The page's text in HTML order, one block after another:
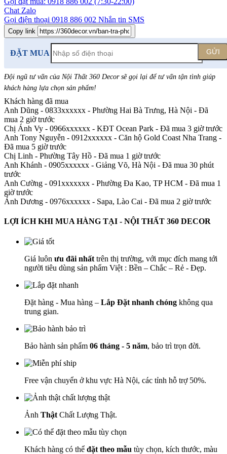
Chat Zalo
Gọi điện thoại 0918 886 002 Nhắn tin SMS
Copy link
ĐẶT MUA GỬI
Đội ngũ tư vấn của Nội Thất 360 Decor sẽ gọi lại để tư vấn tận tình giúp
khách hàng lựa chọn sản phẩm!
Khách hàng đã mua
Anh Dũng - 0833xxxxxx - Phường Hai Bà Trưng, Hà Nội - Đã
mua 2 giờ trước
Chị Ánh Vy - 0966xxxxxx - KĐT Ocean Park - Đã mua 3 giờ trước
Anh Tony Nguyễn - 0912xxxxxx - Căn hộ Gold Coast Nha Trang -
Đã mua 5 giờ trước
Chị Linh - Phường Tây Hồ - Đã mua 1 giờ trước
Anh Khánh - 0905xxxxxx - Giảng Võ, Hà Nội - Đã mua 30 phút
trước
Anh Cường - 091xxxxxxx - Phường Đa Kao, TP HCM - Đã mua 1
giờ trước
Ánh Dương - 0976xxxxxx - Sapa, Lào Cai - Đã mua 2 giờ trước
LỢI ÍCH KHI MUA HÀNG TẠI - NỘI THẤT 360 DECOR
Giá luôn ưu đãi nhất trên thị trường, với mục đích mang tới
người tiêu dùng sản phẩm Việt : Bền – Chắc – Rẻ - Đẹp.
Đặt hàng - Mua hàng – Lắp Đặt nhanh chóng không qua
trung gian.
Bảo hành sản phẩm 06 tháng - 5 năm, bảo trì trọn đời.
Free vận chuyển ở khu vực Hà Nội, các tỉnh hỗ trợ 50%.
Ảnh Thật Chất Lượng Thật.
Khách hàng có thể đặt theo mẫu tùy chọn, kích thước, màu